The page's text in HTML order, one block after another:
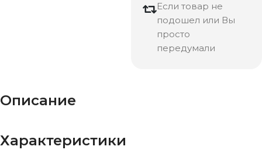
Если товар не
подошел или Вы
просто
передумали
Описание
Характеристики